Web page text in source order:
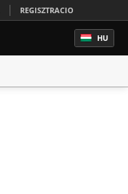
REGISZTRACIO
HU